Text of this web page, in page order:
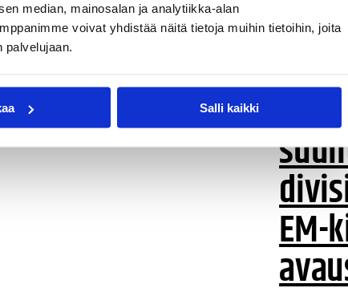
median, mainosalan ja analytiikka-alan
voivat yhdistää näitä tietoja muihin tietoihin, joita
palvelujaan.
Salli kaikki
EM-